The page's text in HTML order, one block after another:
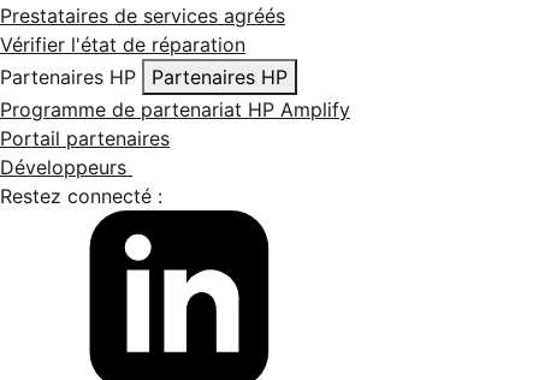
Prestataires de services agréés
Vérifier l'état de réparation
Partenaires HP
Partenaires HP
Programme de partenariat HP Amplify
Portail partenaires
Développeurs
Restez connecté :